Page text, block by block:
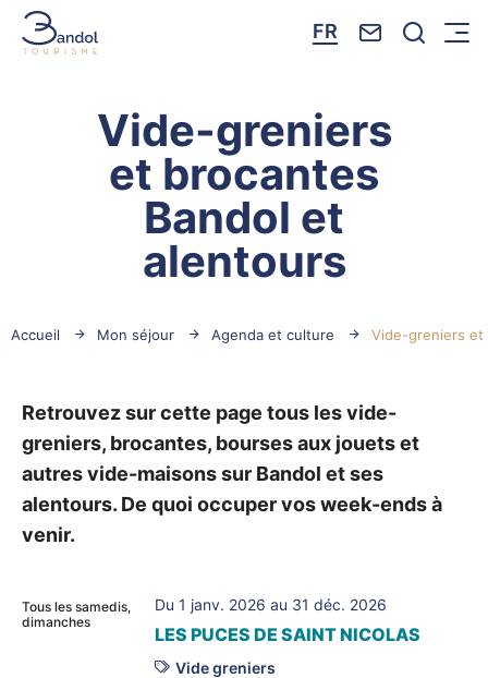
FR Nous Je
Menu
Vide-greniers
et brocantes
Bandol et
alentours
Accueil Mon séjour Agenda et culture Vide-greniers et
Retrouvez sur cette page tous les vide-
greniers, brocantes, bourses aux jouets et
autres vide-maisons sur Bandol et ses
alentours. De quoi occuper vos week-ends à
venir.
Tous les samedis,
dimanches
Du 1 janv. 2026 au 31 déc. 2026
LES PUCES DE SAINT NICOLAS
Vide greniers